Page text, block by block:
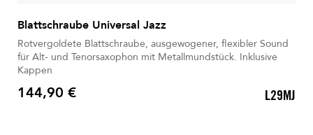
Blattschraube Universal Jazz
Rotvergoldete Blattschraube, ausgewogener, flexibler Sound
für Alt- und Tenorsaxophon mit Metallmundstück. Inklusive
Kappen
Preis
144,90 € L29MJ